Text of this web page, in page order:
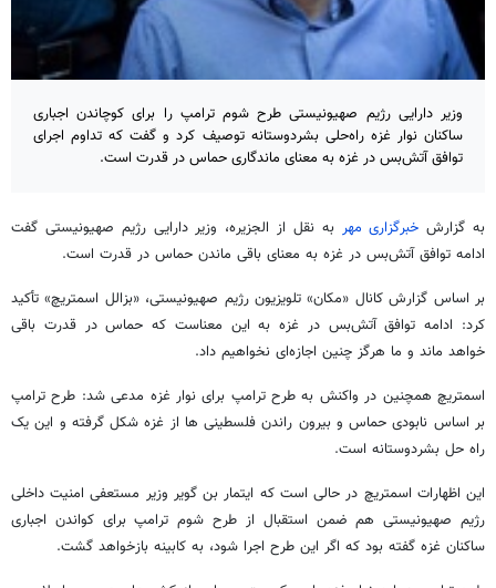
وزیر دارایی رژیم صهیونیستی طرح شوم ترامپ را برای کوچاندن اجباری
ساکنان نوار غزه راه‌حلی بشردوستانه توصیف کرد و گفت که تداوم اجرای
توافق آتش‌بس در غزه به معنای ماندگاری حماس در قدرت است.
به گزارش خبرگزاری مهر به نقل از الجزیره، وزیر دارایی رژیم صهیونیستی گفت
ادامه توافق آتش‌بس در غزه به معنای باقی ماندن حماس در قدرت است.
بر اساس گزارش کانال «مکان» تلویزیون رژیم صهیونیستی، «بزالل اسمتریچ» تأکید
کرد: ادامه توافق آتش‌بس در غزه به این معناست که حماس در قدرت باقی
خواهد ماند و ما هرگز چنین اجازه‌ای نخواهیم داد.
اسمتریچ همچنین در واکنش به طرح ترامپ برای نوار غزه مدعی شد: طرح ترامپ
بر اساس نابودی حماس و بیرون راندن فلسطینی ها از غزه شکل گرفته و این یک
راه حل بشردوستانه است.
این اظهارات اسمتریچ در حالی است که ایتمار بن گویر وزیر مستعفی امنیت داخلی
رژیم صهیونیستی هم ضمن استقبال از طرح شوم ترامپ برای کواندن اجباری
ساکنان غزه گفته بود که اگر این طرح اجرا شود، به کابینه بازخواهد گشت.